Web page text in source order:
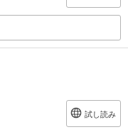
試し読み